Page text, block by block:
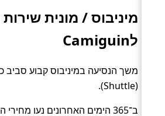
מיניבוס / מונית
לCamiguin
(Shuttle).